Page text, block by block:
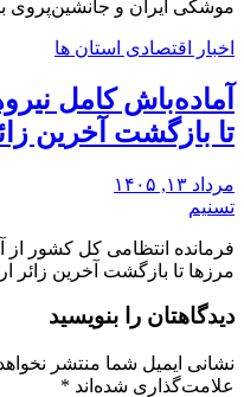
موشکی ایران و جانشین‌پروی
اخبار اقتصادی استان ها
آماده‌باش کامل
تا بازگشت آخرین
مرداد ۱۳, ۱۴۰۵
تسنیم
فرمانده انتظامی کل کشور از
مرزها تا بازگشت آخرین زائر
دیدگاهتان را بنویسید
نشانی ایمیل شما منتشر
علامت‌گذاری شده‌اند *